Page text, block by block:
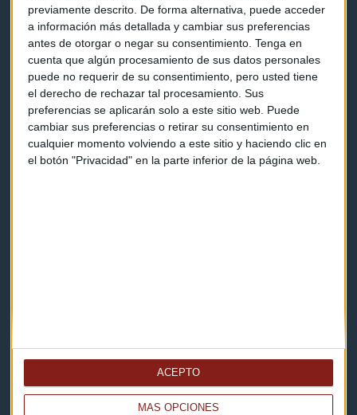
previamente descrito. De forma alternativa, puede acceder
a información más detallada y cambiar sus preferencias
antes de otorgar o negar su consentimiento. Tenga en
cuenta que algún procesamiento de sus datos personales
puede no requerir de su consentimiento, pero usted tiene
el derecho de rechazar tal procesamiento. Sus
preferencias se aplicarán solo a este sitio web. Puede
cambiar sus preferencias o retirar su consentimiento en
cualquier momento volviendo a este sitio y haciendo clic en
el botón "Privacidad" en la parte inferior de la página web.
MÁS OPCIONES
ACEPTO
Consultorios
Programas y podcasts
Contacto & Legal
Contacto
Cómo escucharnos